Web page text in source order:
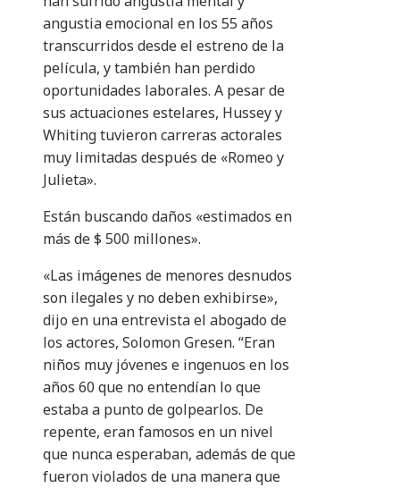
angustia emocional en los 55 años
transcurridos desde el estreno de la
película, y también han perdido
oportunidades laborales. A pesar de
sus actuaciones estelares, Hussey y
Whiting tuvieron carreras actorales
muy limitadas después de «Romeo y
Julieta».
Están buscando daños «estimados en
más de $ 500 millones».
«Las imágenes de menores desnudos
son ilegales y no deben exhibirse»,
dijo en una entrevista el abogado de
los actores, Solomon Gresen. “Eran
niños muy jóvenes e ingenuos en los
años 60 que no entendían lo que
estaba a punto de golpearlos. De
repente, eran famosos en un nivel
que nunca esperaban, además de que
fueron violados de una manera que